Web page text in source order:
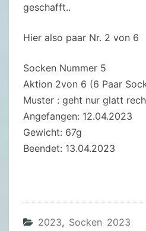
E
V
O
geschafft..
Hier also paar Nr. 2 von 6
Socken Nummer 5
Aktion 2von 6 (6 Paar
Muster : geht nur glatt
Angefangen: 12.04.2023
Gewicht: 67g
Beendet: 13.04.2023
2023, Socken 2023